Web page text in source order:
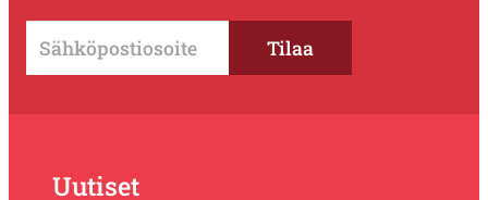
Uutiset